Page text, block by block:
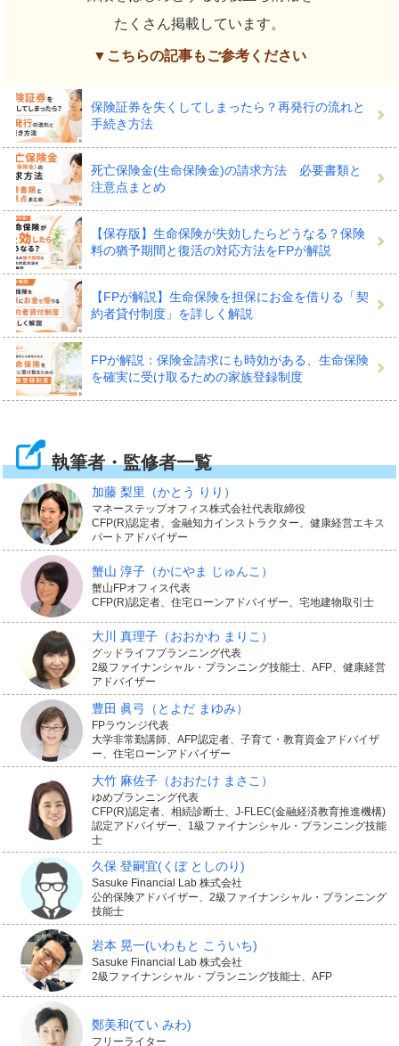
たくさん掲載しています。
▼こちらの記事もご参考ください
保険証券を失くしてしまったら？再発行の流れと
手続き方法
死亡保険金(生命保険金)の請求方法 必要書類と
注意点まとめ
【保存版】生命保険が失効したらどうなる？保険
料の猶予期間と復活の対応方法をFPが解説
【FPが解説】生命保険を担保にお金を借りる「契
約者貸付制度」を詳しく解説
FPが解説：保険金請求にも時効がある、生命保険
を確実に受け取るための家族登録制度
執筆者・監修者一覧
加藤 梨里 （かとう りり）
マネーステップオフィス株式会社代表取締役
CFP(R)認定者、金融知力インストラクター、健康経営エキス
パートアドバイザー
蟹山 淳子 （かにやま じゅんこ）
蟹山FPオフィス代表
CFP(R)認定者、住宅ローンアドバイザー、宅地建物取引士
大川 真理子 （おおかわ まりこ）
グッドライフプランニング代表
2級ファイナンシャル・プランニング技能士、AFP、健康経営
アドバイザー
豊田 眞弓 （とよだ まゆみ）
FPラウンジ代表
大学非常勤講師、AFP認定者、子育て・教育資金アドバイザ
ー、住宅ローンアドバイザー
大竹 麻佐子 （おおたけ まさこ）
ゆめプランニング代表
CFP(R)認定者、相続診断士、J-FLEC(金融経済教育推進機構)
認定アドバイザー、1級ファイナンシャル・プランニング技能
士
久保 登嗣宜(くぼ としのり)
Sasuke Financial Lab 株式会社
公的保険アドバイザー、2級ファイナンシャル・プランニング
技能士
岩本 晃一(いわもと こういち)
Sasuke Financial Lab 株式会社
2級ファイナンシャル・プランニング技能士、AFP
鄭美和(てい みわ)
フリーライター